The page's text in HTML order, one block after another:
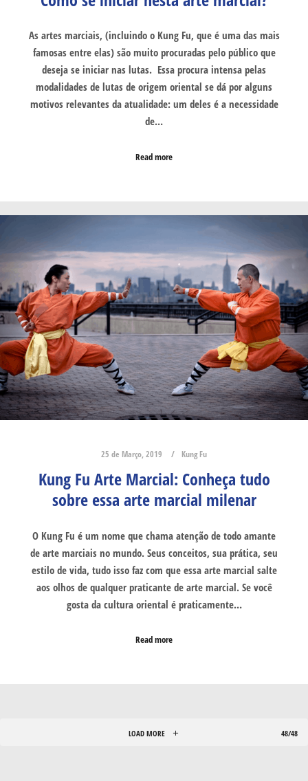
As artes marciais, (incluindo o Kung Fu, que é uma das mais
famosas entre elas) são muito procuradas pelo público que
deseja se iniciar nas lutas. Essa procura intensa pelas
modalidades de lutas de origem oriental se dá por alguns
motivos relevantes da atualidade: um deles é a necessidade
de…
Read more
25 de Março, 2019 Kung Fu
Kung Fu Arte Marcial: Conheça tudo
sobre essa arte marcial milenar
O Kung Fu é um nome que chama atenção de todo amante
de arte marciais no mundo. Seus conceitos, sua prática, seu
estilo de vida, tudo isso faz com que essa arte marcial salte
aos olhos de qualquer praticante de arte marcial. Se você
gosta da cultura oriental é praticamente…
Read more
LOAD MORE 48/48